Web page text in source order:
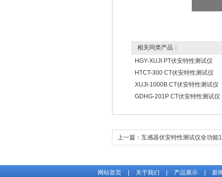
相关同类产品：
HGY-XUJI PT伏安特性测试仪
HTCT-300 CT伏安特性测试仪
XUJI-1000B CT伏安特性测试仪
GDHG-201P CT伏安特性测试仪
上一篇： 互感器伏安特性测试仪全功能
网站首页 关于我们 产品展示 新